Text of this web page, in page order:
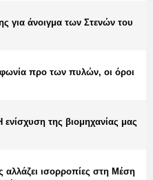
για άνοιγμα των Στενών του
προ των πυλών, οι όροι
της βιομηχανίας μας
ισορροπίες στη Μέση